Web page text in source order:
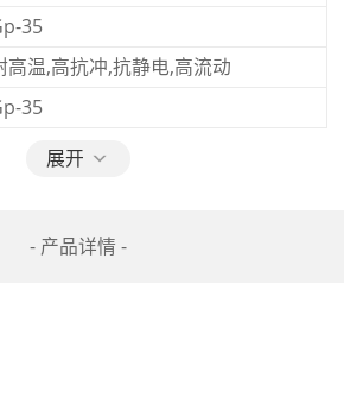
35
高温,高抗冲,抗静电,高流动
35
展开
- 产品详情 -